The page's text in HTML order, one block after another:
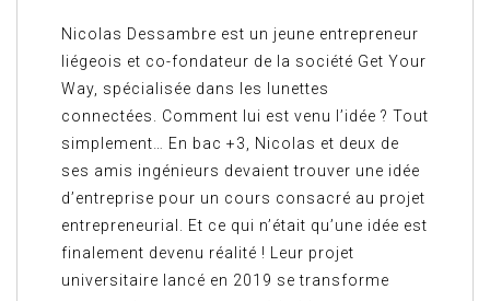
Nicolas Dessambre est un jeune entrepreneur
liégeois et co-fondateur de la société Get Your
Way, spécialisée dans les lunettes
connectées. Comment lui est venu l’idée ? Tout
simplement… En bac +3, Nicolas et deux de
ses amis ingénieurs devaient trouver une idée
d’entreprise pour un cours consacré au projet
entrepreneurial. Et ce qui n’était qu’une idée est
finalement devenu réalité ! Leur projet
universitaire lancé en 2019 se transforme